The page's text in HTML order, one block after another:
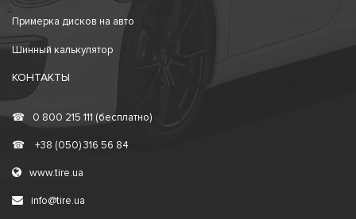
Примерка дисков на авто
Шинный калькулятор
КОНТАКТЫ
☎ 0 800 215 111 (бесплатно)
☎ +38 (050) 316 56 84
www.tire.ua
info@tire.ua